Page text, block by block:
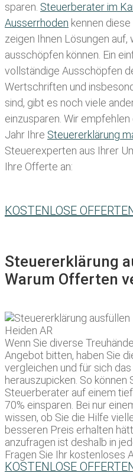
sparen. Steuerberater im K
Ausserrhoden kennen
zeigen Ihnen Lösungen
ausschöpfen können. Ein
vollständige Ausschöpfen
Wertschriften und
sind, gibt es noch viele
einzusparen. Wir
Jahr Ihre Steuererklärung
Steuerexperten aus Ihrer
Ihre Offerte an:
KOSTENLOSE
Steuererklärung
Warum Offerten
Wenn Sie diverse
Angebot bitten, haben Sie
vergleichen und für sich
herauszupicken. So können
Steuerberater auf einem
70% einsparen. Bei nur
wissen, ob Sie die Hilfe
besseren Preis erhalten
anzufragen ist deshalb in
Fragen Sie Ihr kostenloses
KOSTENLOSE